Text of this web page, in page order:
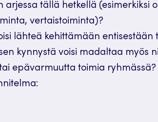
tällä hetkellä (esimerkiksi
vertaistoiminta)?
lähteä kehittämään entisestään
kynnystä voisi madaltaa myös
epävarmuutta toimia ryhmässä?